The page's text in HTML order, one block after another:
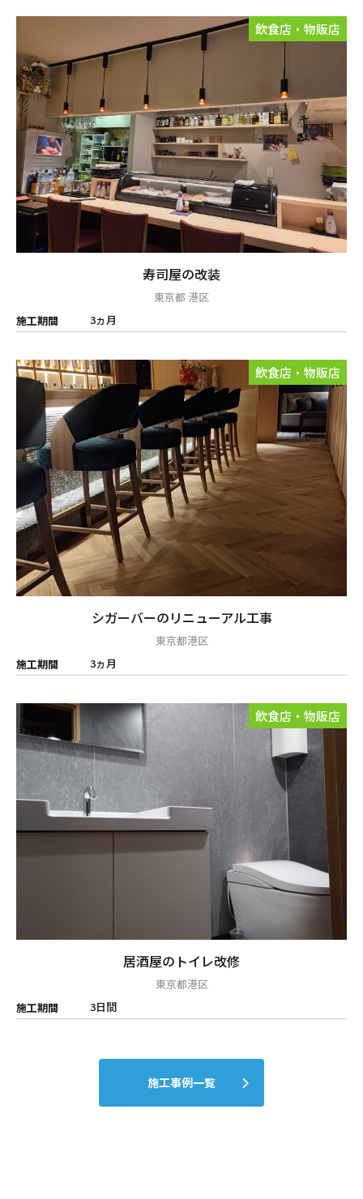
飲食店・物販店
寿司屋の改装
東京都 港区
施工期間
3ヵ月
飲食店・物販店
シガーバーのリニューアル工事
東京都港区
施工期間
3ヵ月
飲食店・物販店
居酒屋のトイレ改修
東京都港区
施工期間
3日間
施工事例一覧